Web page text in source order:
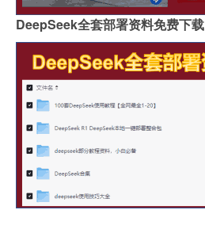
DeepSeek全套部署资料免费下载